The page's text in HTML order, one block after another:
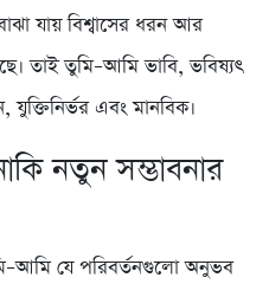
যায় বিশ্বাসের ধরন আর
তাই তুমি–আমি ভাবি, ভবিষ্যৎ
এবং মানবিক।
নতুন সম্ভাবনার
যে পরিবর্তনগুলো অনুভব